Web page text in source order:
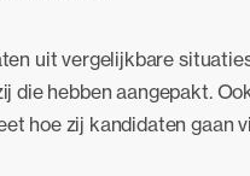
uit vergelijkbare
die hebben aangepakt.
hoe zij kandidaten gaan